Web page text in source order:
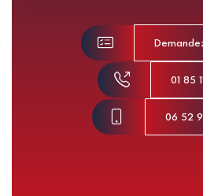
01 85
06 52